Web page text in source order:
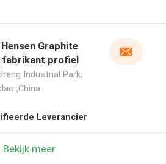
Graphite
fabrikant profiel
Industrial Park,
,China
Leverancier
Bekijk meer